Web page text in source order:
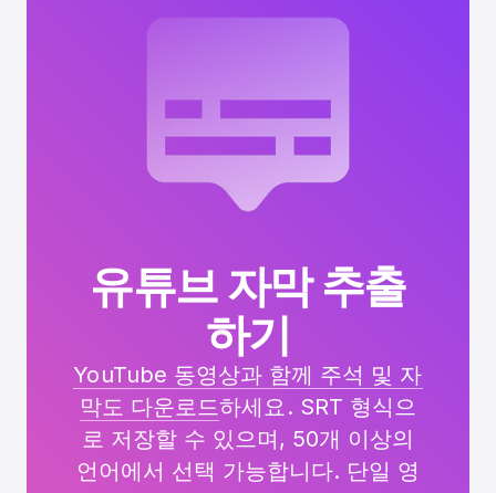
유튜브 자막 추출
하기
YouTube 동영상과 함께 주석 및 자
막도 다운로드하세요. SRT 형식으
로 저장할 수 있으며, 50개 이상의
언어에서 선택 가능합니다. 단일 영